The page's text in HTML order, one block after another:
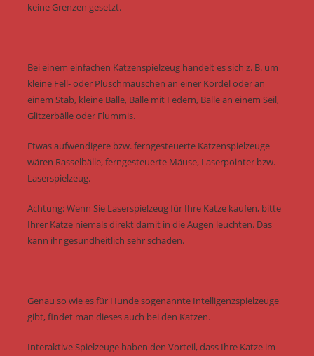
keine Grenzen gesetzt.
Bei einem einfachen Katzenspielzeug handelt es sich z. B. um
kleine Fell- oder Plüschmäuschen an einer Kordel oder an
einem Stab, kleine Bälle, Bälle mit Federn, Bälle an einem Seil,
Glitzerbälle oder Flummis.
Etwas aufwendigere bzw. ferngesteuerte Katzenspielzeuge
wären Rasselbälle, ferngesteuerte Mäuse, Laserpointer bzw.
Laserspielzeug.
Achtung: Wenn Sie Laserspielzeug für Ihre Katze kaufen, bitte
Ihrer Katze niemals direkt damit in die Augen leuchten. Das
kann ihr gesundheitlich sehr schaden.
Genau so wie es für Hunde sogenannte Intelligenzspielzeuge
gibt, findet man dieses auch bei den Katzen.
Interaktive Spielzeuge haben den Vorteil, dass Ihre Katze im